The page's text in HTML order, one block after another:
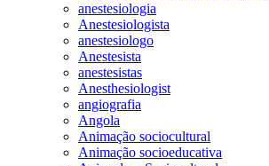
anestesiologia
Anestesiologista
anestesiologo
Anestesista
anestesistas
Anesthesiologist
angiografia
Angola
Animação sociocultural
Animação socioeducativa